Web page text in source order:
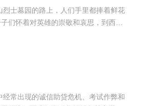
士墓园的路上，人们手里都捧着鲜花
专业知识，以优秀的成
常出现的诚信助贷危机、考试作弊和